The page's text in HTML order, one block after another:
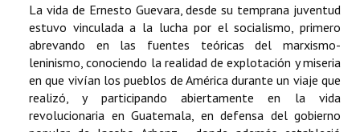
La vida de Ernesto Guevara, desde su temprana juventud
estuvo vinculada a la lucha por el socialismo, primero
abrevando en las fuentes teóricas del marxismo-
leninismo, conociendo la realidad de explotación y miseria
en que vivían los pueblos de América durante un viaje que
realizó, y participando abiertamente en la vida
revolucionaria en Guatemala, en defensa del gobierno